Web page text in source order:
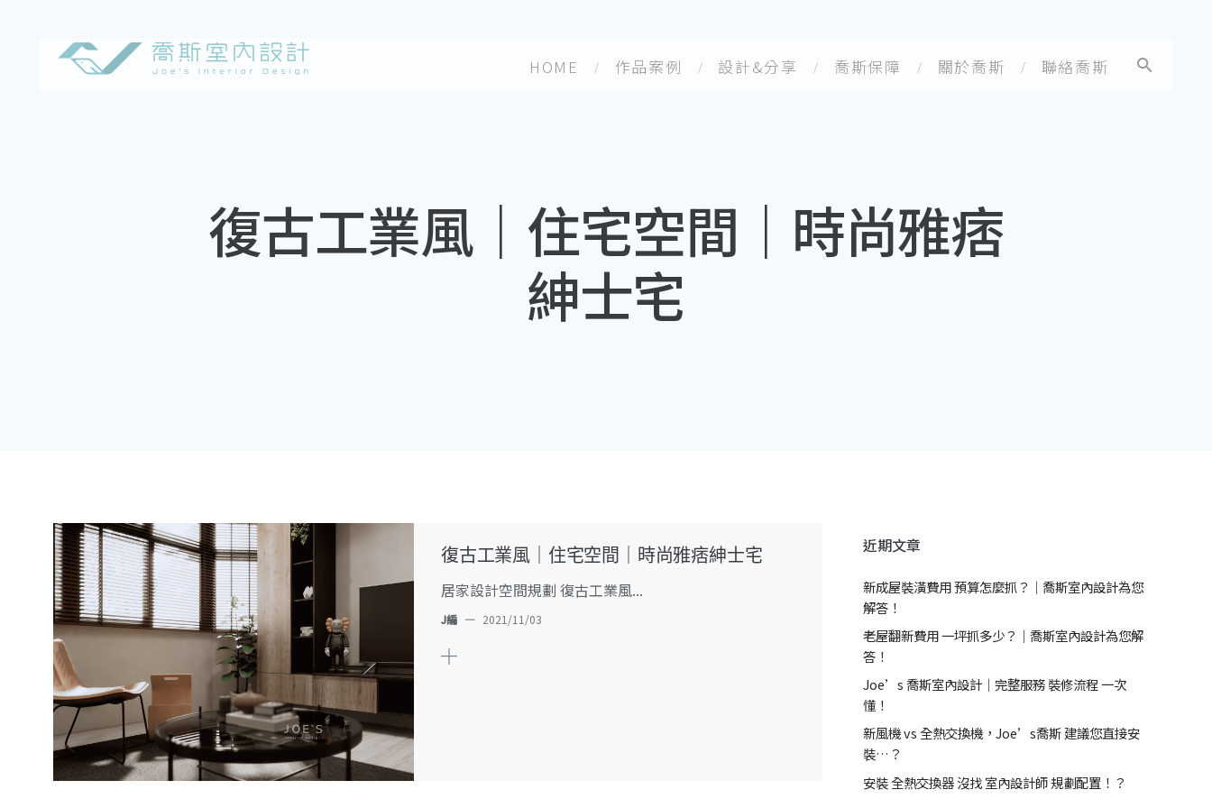
HOME 作品案例 設計&分享 喬斯保障 關於喬斯 聯絡喬斯
復古工業風｜住宅空間｜時尚雅痞
紳士宅
復古工業風｜住宅空間｜時尚雅痞紳士宅
居家設計空間規劃 復古工業風...
J編 — 2021/11/03
近期文章
新成屋裝潢費用 預算怎麼抓？｜喬斯室內設計為您
解答！
老屋翻新費用 一坪抓多少？｜喬斯室內設計為您解
答！
Joe’s 喬斯室內設計｜完整服務 裝修流程 一次
懂！
新風機 vs 全熱交換機，Joe’s喬斯 建議您直接安
裝…？
安裝 全熱交換器 沒找 室內設計師 規劃配置！？